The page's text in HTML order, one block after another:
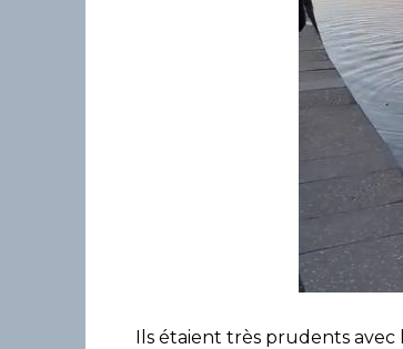
Ils étaient très prudents avec